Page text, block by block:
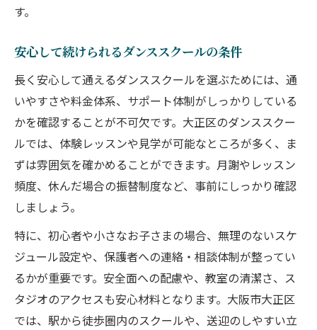
す。
安心して続けられるダンススクールの条件
長く安心して通えるダンススクールを選ぶためには、通
いやすさや料金体系、サポート体制がしっかりしている
かを確認することが不可欠です。大正区のダンススクー
ルでは、体験レッスンや見学が可能なところが多く、ま
ずは雰囲気を確かめることができます。月謝やレッスン
頻度、休んだ場合の振替制度など、事前にしっかり確認
しましょう。
特に、初心者や小さなお子さまの場合、無理のないスケ
ジュール設定や、保護者への連絡・相談体制が整ってい
るかが重要です。安全面への配慮や、教室の清潔さ、ス
タジオのアクセスも安心材料となります。大阪市大正区
では、駅から徒歩圏内のスクールや、送迎のしやすい立